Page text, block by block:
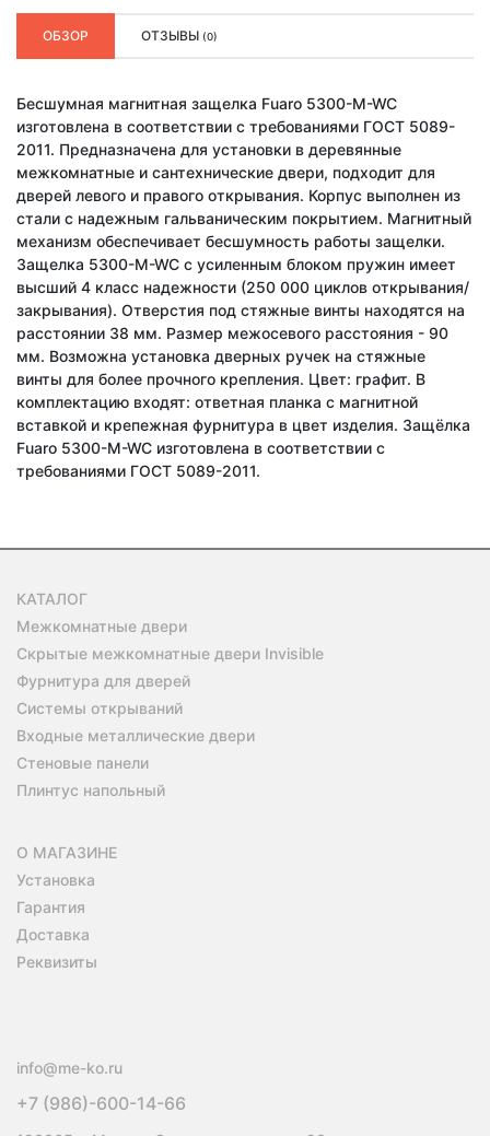
ОБЗОР ОТЗЫВЫ (0)
Бесшумная магнитная защелка Fuaro 5300-M-WC
изготовлена в соответствии с требованиями ГОСТ 5089-
2011. Предназначена для установки в деревянные
межкомнатные и сантехнические двери, подходит для
дверей левого и правого открывания. Корпус выполнен из
стали с надежным гальваническим покрытием. Магнитный
механизм обеспечивает бесшумность работы защелки.
Защелка 5300-M-WC c усиленным блоком пружин имеет
высший 4 класс надежности (250 000 циклов открывания/
закрывания). Отверстия под стяжные винты находятся на
расстоянии 38 мм. Размер межосевого расстояния - 90
мм. Возможна установка дверных ручек на стяжные
винты для более прочного крепления. Цвет: графит. В
комплектацию входят: ответная планка с магнитной
вставкой и крепежная фурнитура в цвет изделия. Защёлка
Fuaro 5300-M-WC изготовлена в соответствии с
требованиями ГОСТ 5089-2011.
КАТАЛОГ
Межкомнатные двери
Скрытые межкомнатные двери Invisible
Фурнитура для дверей
Системы открываний
Входные металлические двери
Стеновые панели
Плинтус напольный
О МАГАЗИНЕ
Установка
Гарантия
Доставка
Реквизиты
info@me-ko.ru
+7 (986)-600-14-66